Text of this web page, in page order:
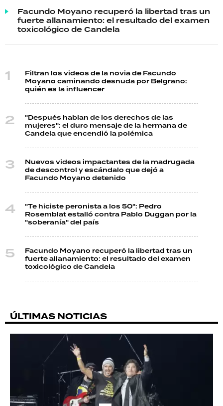
Facundo Moyano recuperó la libertad tras un
fuerte allanamiento: el resultado del examen
toxicológico de Candela
Filtran los videos de la novia de Facundo
Moyano caminando desnuda por Belgrano:
quién es la influencer
"Después hablan de los derechos de las
mujeres": el duro mensaje de la hermana de
Candela que encendió la polémica
Nuevos videos impactantes de la madrugada
de descontrol y escándalo que dejó a
Facundo Moyano detenido
"Te hiciste peronista a los 50": Pedro
Rosemblat estalló contra Pablo Duggan por la
"soberanía" del país
Facundo Moyano recuperó la libertad tras un
fuerte allanamiento: el resultado del examen
toxicológico de Candela
ÚLTIMAS NOTICIAS